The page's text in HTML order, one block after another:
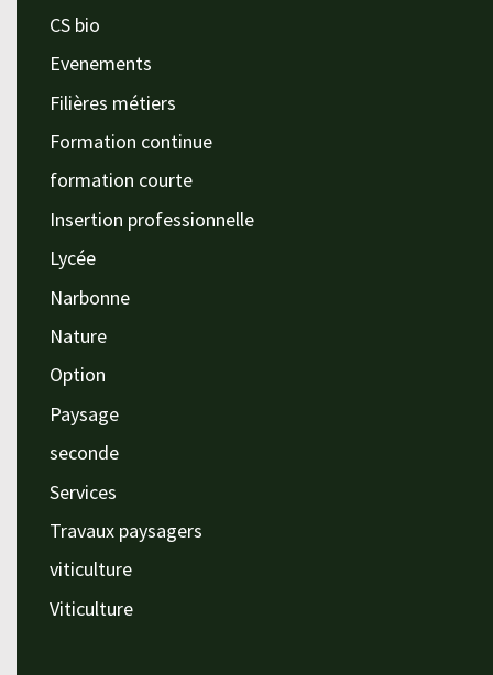
CS bio
Evenements
Filières métiers
Formation continue
formation courte
Insertion professionnelle
Lycée
Narbonne
Nature
Option
Paysage
seconde
Services
Travaux paysagers
viticulture
Viticulture